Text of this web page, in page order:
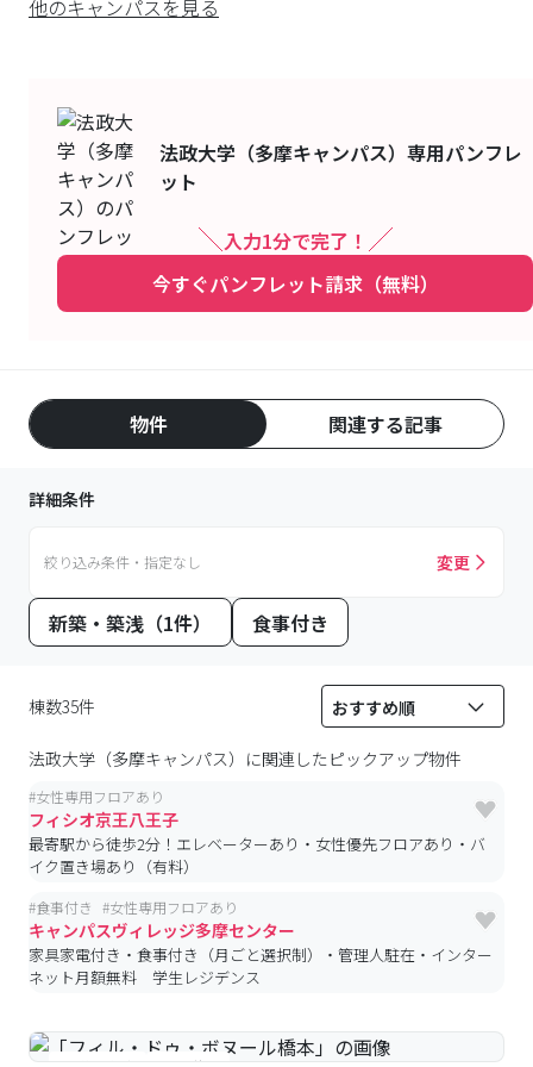
他のキャンパスを見る
法政大学（多摩キャンパス） 専用パンフレ
ット
入力1分で完了！
今すぐパンフレット請求（無料）
物件 関連する記事
詳細条件
絞り込み条件・指定なし 変更
新築・築浅（1件） 食事付き
棟数35件
法政大学（多摩キャンパス） に関連したピックアップ物件
#女性専用フロアあり
フィシオ京王八王子
最寄駅から徒歩2分！エレベーターあり・女性優先フロアあり・バ
イク置き場あり（有料）
#食事付き #女性専用フロアあり
キャンパスヴィレッジ多摩センター
家具家電付き・食事付き（月ごと選択制）・管理人駐在・インター
ネット月額無料 学生レジデンス